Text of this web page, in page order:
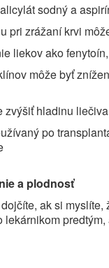
sodný a
pri zrážaní krvi
liekov ako
môže byť
zvýšiť hladinu
po
a plodnosť
ak si